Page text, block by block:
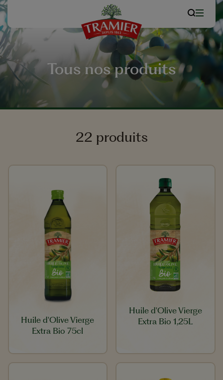
Tous nos produits
22 produits
Huile d'Olive Vierge
Extra Bio 75cl
Huile d'Olive Vierge
Extra Bio 1,25L